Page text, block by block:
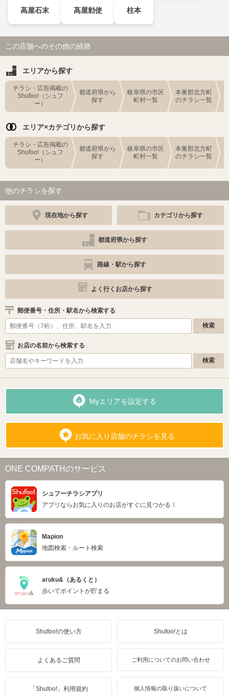
高屋石末 高屋勅使 柱本
この店舗へのその他の経路
エリアから探す
チラシ・広告掲載の
Shufoo!（シュフ
ー）
都道府県から
探す
岐阜県の市区
町村一覧
本巣郡北方町
のチラシ一覧
エリア×カテゴリから探す
チラシ・広告掲載の
Shufoo!（シュフ
ー）
都道府県から
探す
岐阜県の市区
町村一覧
本巣郡北方町
のチラシ一覧
他のチラシを探す
現在地から探す カテゴリから探す
都道府県から探す
路線・駅から探す
よく行くお店から探す
郵便番号・住所・駅名から検索する
お店の名前から検索する
Myエリアを設定する
お気に入り店舗のチラシを見る
ONE COMPATHのサービス
シュフーチラシアプリ
アプリならお気に入りのお店がすぐに見つかる！
Mapion
地図検索・ルート検索
aruku&（あるくと）
歩いてポイントが貯まる
Shufoo!の使い方 Shufoo!とは
よくあるご質問 ご利用についてのお問い合わせ
「Shufoo!」利用規約 個人情報の取り扱いについて